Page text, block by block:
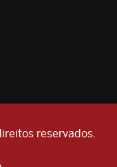
reservados.